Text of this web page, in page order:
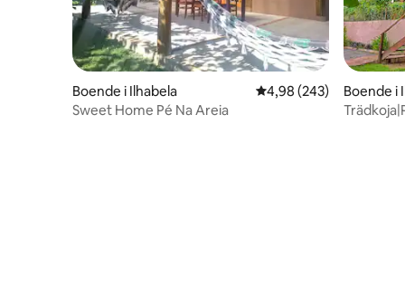
Boende i Ilhabela 4,98 av 5 i
4,98 (243)
Sweet Home Pé Na Areia
Boende i